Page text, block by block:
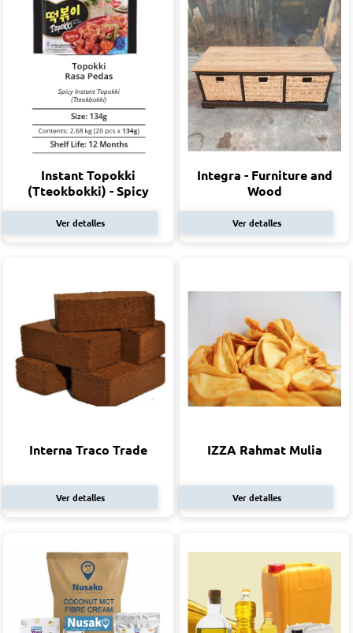
Instant Topokki
(Tteokbokki) - Spicy
Ver detalles
Integra - Furniture and
Wood
Ver detalles
Interna Traco Trade
Ver detalles
IZZA Rahmat Mulia
Ver detalles